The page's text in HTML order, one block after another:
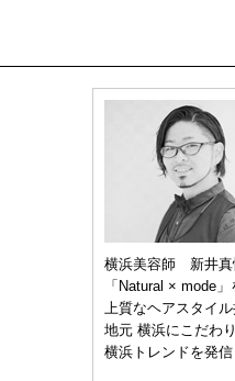
横浜美容師 新井真
「Natural × mode
上質なヘアスタイル
地元 横浜にこだわり
横浜トレンドを発信